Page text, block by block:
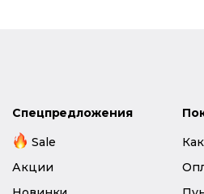
Спецпредложения
Sale
Акции